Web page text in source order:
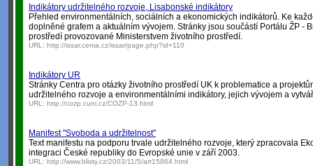
Indikátory udržitelného rozvoje, Lisabonské indikátory
Přehled environmentálních, sociálních a ekonomických indikátorů. Ke
doplněné grafem a aktuálním vývojem. Stránky jsou součástí Portálu ŽP -
prostředí provozované Ministerstvem životního prostředí.
URL: http://issar.cenia.cz/issar/page.php?id=110
Indikátory UR
Stránky Centra pro otázky životního prostředí UK k problematice a
udržitelného rozvoje a environmentálními indikátory, jejich vývojem a
URL: http://cozp.cuni.cz/COZP-13.html
Manifest "Svoboda a udržitelnost"
Text manifestu na podporu trvale udržitelného rozvoje, který zpracovala
integraci České republiky do Evropské unie v září 2003.
URL: http://www.blisty.cz/2003/11/5/art15864.html